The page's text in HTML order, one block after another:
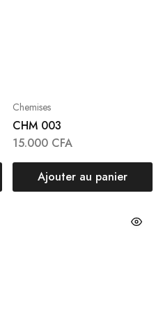
Chemises
CHM 003
15.000 CFA
Ajouter au panier